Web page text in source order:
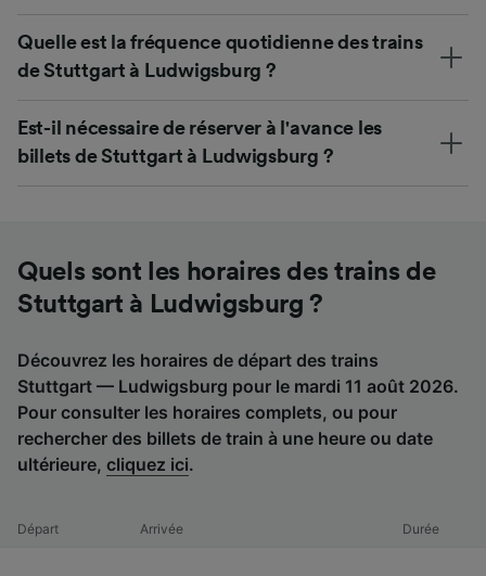
Quelle est la fréquence quotidienne des trains
de Stuttgart à Ludwigsburg ?
Est-il nécessaire de réserver à l'avance les
billets de Stuttgart à Ludwigsburg ?
Quels sont les horaires des trains de
Stuttgart à Ludwigsburg ?
Découvrez les horaires de départ des trains
Stuttgart — Ludwigsburg pour le mardi 11 août 2026.
Pour consulter les horaires complets, ou pour
rechercher des billets de train à une heure ou date
ultérieure, cliquez ici.
Départ Arrivée Durée